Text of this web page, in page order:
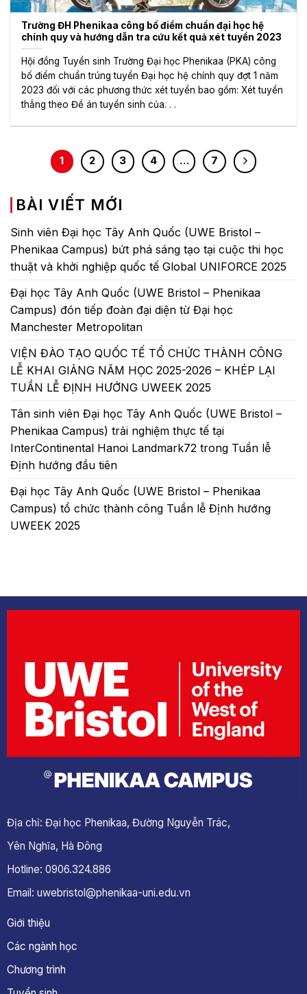
Trường ĐH Phenikaa công bố điểm chuẩn đại học hệ
chính quy và hướng dẫn tra cứu kết quả xét tuyển 2023
Hội đồng Tuyển sinh Trường Đại học Phenikaa (PKA) công
bố điểm chuẩn trúng tuyển Đại học hệ chính quy đợt 1 năm
2023 đối với các phương thức xét tuyển bao gồm: Xét tuyển
thẳng theo Đề án tuyển sinh của. . .
1 2 3 4 … 7
BÀI VIẾT MỚI
Sinh viên Đại học Tây Anh Quốc (UWE Bristol –
Phenikaa Campus) bứt phá sáng tạo tại cuộc thi học
thuật và khởi nghiệp quốc tế Global UNIFORCE 2025
Đại học Tây Anh Quốc (UWE Bristol – Phenikaa
Campus) đón tiếp đoàn đại diện từ Đại học
Manchester Metropolitan
VIỆN ĐÀO TẠO QUỐC TẾ TỔ CHỨC THÀNH CÔNG
LỄ KHAI GIẢNG NĂM HỌC 2025-2026 – KHÉP LẠI
TUẦN LỄ ĐỊNH HƯỚNG UWEEK 2025
Tân sinh viên Đại học Tây Anh Quốc (UWE Bristol –
Phenikaa Campus) trải nghiệm thực tế tại
InterContinental Hanoi Landmark72 trong Tuần lễ
Định hướng đầu tiên
Đại học Tây Anh Quốc (UWE Bristol – Phenikaa
Campus) tổ chức thành công Tuần lễ Định hướng
UWEEK 2025
Địa chỉ: Đại học Phenikaa, Đường Nguyễn Trác,
Yên Nghĩa, Hà Đông
Hotline: 0906.324.886
Email: uwebristol@phenikaa-uni.edu.vn
Giới thiệu
Các ngành học
Chương trình